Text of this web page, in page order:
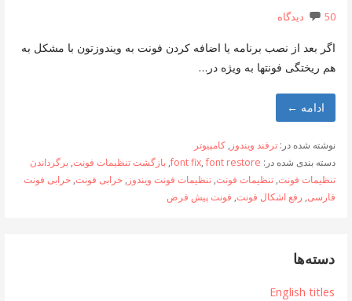
50 دیدگاه
اگر بعد از نصب برنامه یا اضافه کردن فونت به ویندوزتون با مشکل به
هم ریختگی فونتها به ویژه در…
ادامه ←
نوشته شده در: ترفند ویندوز , کامپیوتر
دسته بندی شده در:
font fix,font restore
, بازگشت تنظیمات فونت, برگرداندن
تنظیمات فونت, تنظیمات فونت, تنظیمات فونت ویندوز , خرابی فونت, خرابی فونت
فارسی, رفع اشکال فونت, فونت پیش فرض
دسته‌ها
English titles